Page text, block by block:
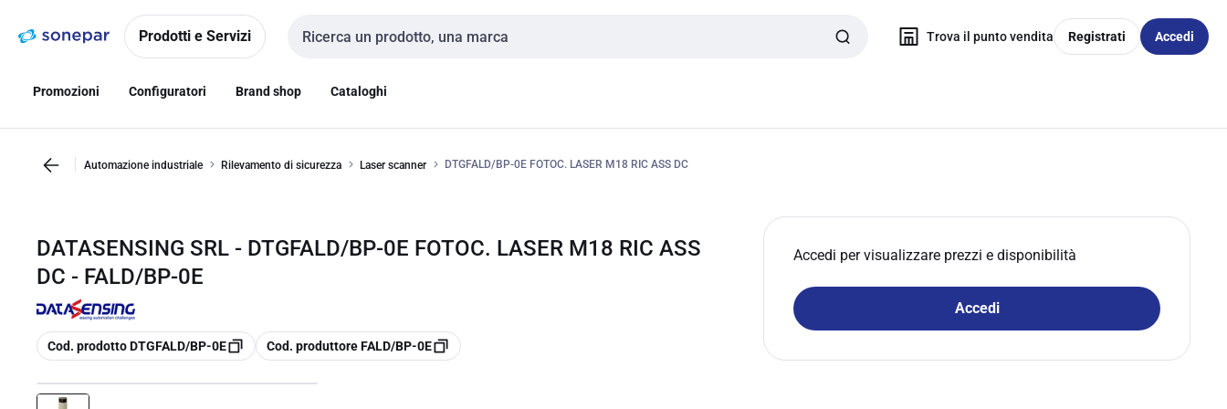
navigazionealla
Prodotti e Servizi
Cerca input
Trova il punto vendita Registrati Accedi
Promozioni Configuratori Brand shop Cataloghi
Automazione industriale Rilevamento di sicurezza Laser scanner DTGFALD/BP-0E FOTOC. LASER M18 RIC ASS DC
DATASENSING SRL - DTGFALD/BP-0E FOTOC. LASER M18 RIC ASS
DC - FALD/BP-0E
copia
Cod. prodotto DTGFALD/BP-0E copia
Cod. produttore FALD/BP-0E
Accedi per visualizzare prezzi e disponibilità
Accedi